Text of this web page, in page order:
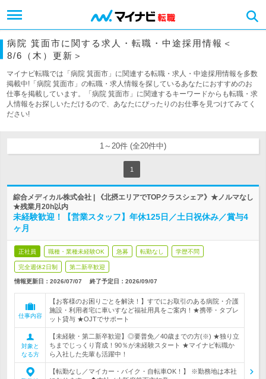
病院 箕面市に関する求人・転職・中途採用情報＜
8/6（木）更新＞
マイナビ転職では「病院 箕面市」に関連する転職・求人・中途採用情報を多数
掲載中!「病院 箕面市」の転職・求人情報を探しているあなたにおすすめのお
仕事を掲載しています。「病院 箕面市」に関連するキーワードからも転職・求
人情報をお探しいただけるので、あなたにぴったりのお仕事を見つけてみてく
ださい!
1～20件 (全20件中)
1
綜合メディカル株式会社 | 《北摂エリアでTOPクラスシェア》★ノルマなし
★残業月20h以内
未経験歓迎！【営業スタッフ】年休125日／土日祝休み／賞与4
ヶ月
正社員 職種・業種未経験OK 急募 転勤なし 学歴不問
完全週休2日制 第二新卒歓迎
情報更新日：2026/07/07 終了予定日： 2026/09/07
仕事内容
【お客様のお困りごとを解決！】すでにお取引のある病院・介護
施設・利用者宅に車いすなど福祉用具をご案内！★携帯・タブレ
ット貸与 ★OJTでサポート
対象と
なる方
【未経験・第二新卒歓迎】◎要普免／40歳までの方(※) ★独り立
ちまでじっくり育成！90％が未経験スタート ★マイナビ転職か
ら入社した先輩も活躍中！
【転勤なし／マイカー・バイク・自転車OK！】 ※勤務地は本社